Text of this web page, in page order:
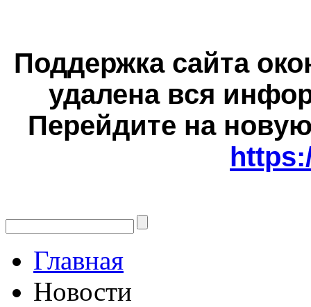
Поддержка сайта
удалена вся
Перейдите на
Главная
Новости